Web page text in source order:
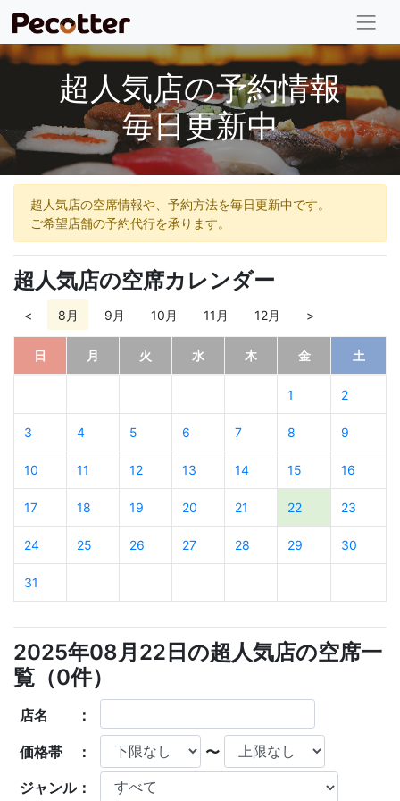
超人気店の予約情報
毎日更新中
超人気店の空席情報や、予約方法を毎日更新中です。
ご希望店舗の予約代行を承ります。
超人気店の空席カレンダー
< 8月 9月 10月 11月 12月 >
日 月 火 水 木 金 土
1 2
3 4 5 6 7 8 9
10 11 12 13 14 15 16
17 18 19 20 21 22 23
24 25 26 27 28 29 30
31
2025年08月22日の超人気店の空席一
覧（0件）
店名 ：
価格帯 ： 〜
ジャンル：